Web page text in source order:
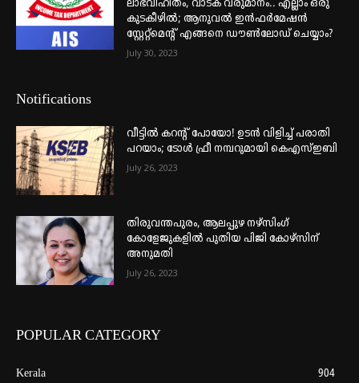
ലാഭവിഹിതം, വാടക വരുമാനം.. എല്ലാം ഒരു
കുടകീഴിൽ; ആനുവൽ ഇൻഫർമേഷൻ
സ്റ്റേറ്റ്മെന്റ് എങ്ങനെ ഡൗൺലോഡ് ചെയ്യാം?
July 30, 2023
Notifications
വീട്ടില്‍ കറന്റ് പോയോ! ഉടന്‍ വിളിച്ച് പരാതി
പറയാം; ടോള്‍ ഫ്രീ നമ്പറുമായി കെഎസ്ഇബി
July 26, 2023
തിരുവന്തപുരം, ആലപ്പുഴ നഴ്‌സിംഗ്
കോളേജുകളില്‍ പുതിയ പിജി കോഴ്‌സിന്
അനുമതി
July 26, 2023
POPULAR CATEGORY
Kerala
904